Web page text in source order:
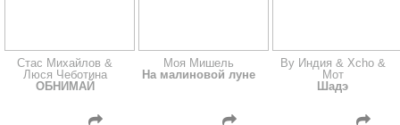
Стас Михайлов &
Люся Чеботина
ОБНИМАЙ
Моя Мишель
На малиновой луне
By Индия & Xcho &
Мот
Шадэ